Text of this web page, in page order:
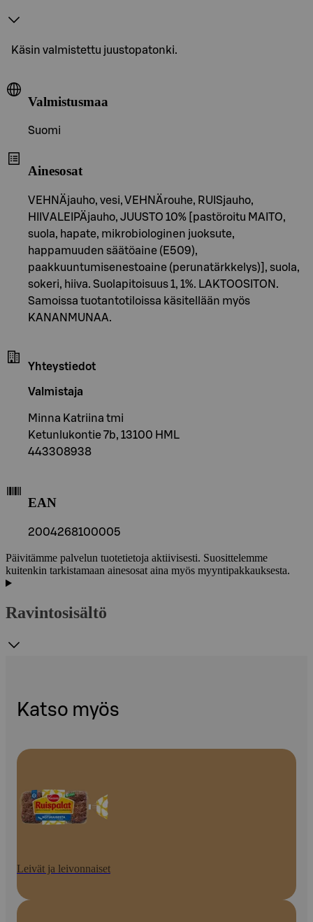
Käsin valmistettu juustopatonki.
Valmistusmaa
Suomi
Ainesosat
VEHNÄjauho, vesi, VEHNÄrouhe, RUISjauho,
HIIVALEIPÄjauho, JUUSTO 10% [pastöroitu MAITO,
suola, hapate, mikrobiologinen juoksute,
happamuuden säätöaine (E509),
paakkuuntumisenestoaine (perunatärkkelys)], suola,
sokeri, hiiva. Suolapitoisuus 1, 1%. LAKTOOSITON.
Samoissa tuotantotiloissa käsitellään myös
KANANMUNAA.
Yhteystiedot
Valmistaja
Minna Katriina tmi
Ketunlukontie 7b, 13100 HML
443308938
EAN
2004268100005
Päivitämme palvelun tuotetietoja aktiivisesti. Suosittelemme
kuitenkin tarkistamaan ainesosat aina myös myyntipakkauksesta.
Ravintosisältö
Katso myös
Leivät ja leivonnaiset